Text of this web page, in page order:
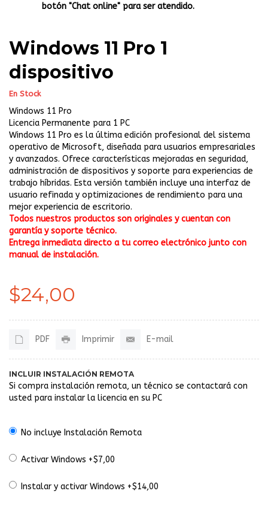
botón "Chat online" para ser atendido.
Windows 11 Pro 1
dispositivo
En Stock
Windows 11 Pro
Licencia Permanente para 1 PC
Windows 11 Pro es la última edición profesional del sistema
operativo de Microsoft, diseñada para usuarios empresariales
y avanzados. Ofrece características mejoradas en seguridad,
administración de dispositivos y soporte para experiencias de
trabajo híbridas. Esta versión también incluye una interfaz de
usuario refinada y optimizaciones de rendimiento para una
mejor experiencia de escritorio.
Todos nuestros productos son originales y cuentan con
garantía y soporte técnico.
Entrega inmediata directo a tu correo electrónico junto con
manual de instalación.
$24,00
PDF Imprimir E-mail
INCLUIR INSTALACIÓN REMOTA
Si compra instalación remota, un técnico se contactará con
usted para instalar la licencia en su PC
No incluye Instalación Remota
Activar Windows +$7,00
Instalar y activar Windows +$14,00